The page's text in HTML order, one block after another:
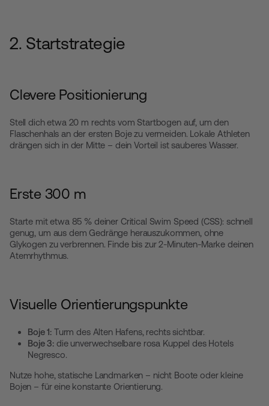
2. Startstrategie
Clevere Positionierung
Stell dich etwa 20 m rechts vom Startbogen auf, um den
Flaschenhals an der ersten Boje zu vermeiden. Lokale Athleten
drängen sich in der Mitte – dein Vorteil ist sauberes Wasser.
Erste 300 m
Starte mit etwa 85 % deiner Critical Swim Speed (CSS): schnell
genug, um aus dem Gedränge herauszukommen, ohne
Glykogen zu verbrennen. Finde bis zur 2-Minuten-Marke deinen
Atemrhythmus.
Visuelle Orientierungspunkte
Boje 1:Turm des Alten Hafens, rechts sichtbar.
Boje 3:die unverwechselbare rosa Kuppel des Hotels
Negresco.
Nutze hohe, statische Landmarken – nicht Boote oder kleine
Bojen – für eine konstante Orientierung.